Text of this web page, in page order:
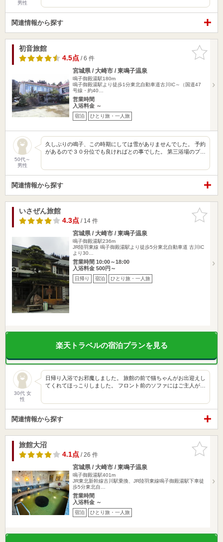
男性
関連情報から探す
お気に入
りに追加
初音旅館
4.5点/ 6 件
宮城県 / 大崎市 / 東鳴子温泉
鳴子御殿湯駅180m
鳴子御殿湯駅より徒歩1分東北自動車道古川IC～（国道47
号線・約40…
営業時間
入浴料金 ～
宿泊 ひとり旅・一人旅
50代～
男性
久しぶりの鳴子、この時期にしては雪がありませんでした。 予約
があるので３０分位でも良ければとの事でした。 第三浴場のプ…
関連情報から探す
お気に入
りに追加
いさぜん旅館
4.3点/ 14 件
宮城県 / 大崎市 / 東鳴子温泉
鳴子御殿湯駅236m
JR陸羽東線 鳴子御殿湯駅より徒歩5分東北自動車道 古川IC
より30…
営業時間 10:00～18:00
入浴料金 500円～
日帰り 宿泊 ひとり旅・一人旅
楽天トラベルの宿泊プランを見る
30代 女
性
日帰り入浴でお邪魔しました。 旅館の前で猫ちゃんがお出迎えし
てくれてほっこりしました。 フロント前のソファにはご主人が…
関連情報から探す
お気に入
りに追加
旅館大沼
4.1点/ 26 件
宮城県 / 大崎市 / 東鳴子温泉
鳴子御殿湯駅401m
JR東北新幹線古川駅乗換、JR陸羽東線鳴子御殿湯駅下車徒
歩5分東北自…
営業時間
入浴料金 ～
宿泊 ひとり旅・一人旅